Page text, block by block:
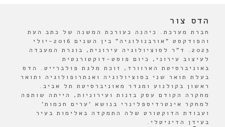
הדס צור
חברת מערכת. כיהנה כעורכת המשנה של כתב העת
והפודקסט "אורבנולוגיה" בין השנים 2016-יולי
2023. ד"ר לסוציולוגיה עירונית, בוגרת המעבדה
לעיצוב עירוני, כיום פוסט-דוקטורנטית
באוניברסיטת הארוורד, זוכת מלגת פולברייט. הדס
בעלת תואר שני בסוציולוגיה ואנתרופולוגיה ותואר
ראשון בקולנוע ומגדר מאוניברסיטת תל אביב.
מחקרה הקודם עסק בזנות ועירוניות, הייתה שותפה
למחקר אינטרדיספלינרי בנושא 'ערים חכמות'
ועבודת הדוקטורט שלה התמקדה באלימות בעיר
בעידן הדיגיטלי.